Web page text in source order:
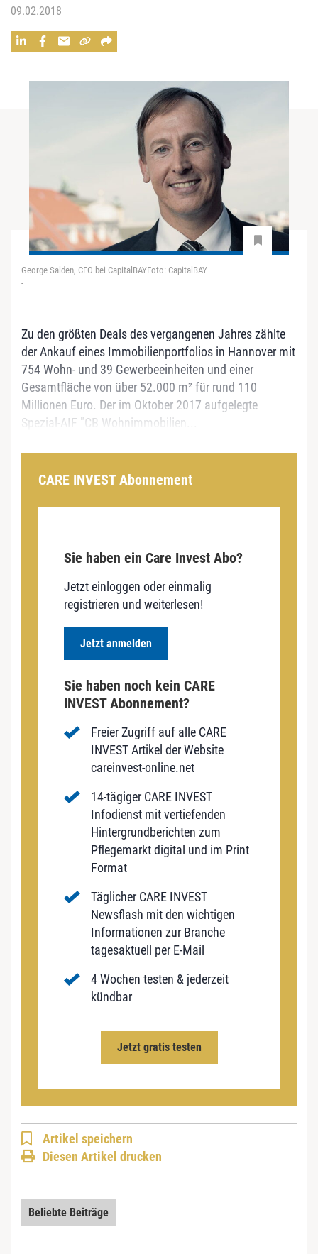
09.02.2018
George Salden, CEO bei CapitalBAYFoto: CapitalBAY
-
Zu den größten Deals des vergangenen Jahres zählte
der Ankauf eines Immobilienportfolios in Hannover mit
754 Wohn- und 39 Gewerbeeinheiten und einer
Gesamtfläche von über 52.000 m² für rund 110
Millionen Euro. Der im Oktober 2017 aufgelegte
Spezial-AIF "CB Wohnimmobilien...
CARE INVEST Abonnement
Sie haben ein Care Invest Abo?
Jetzt einloggen oder einmalig
registrieren und weiterlesen!
Jetzt anmelden
Sie haben noch kein CARE
INVEST Abonnement?
Freier Zugriff auf alle CARE
INVEST Artikel der Website
careinvest-online.net
14-tägiger CARE INVEST
Infodienst mit vertiefenden
Hintergrundberichten zum
Pflegemarkt digital und im Print
Format
Täglicher CARE INVEST
Newsflash mit den wichtigen
Informationen zur Branche
tagesaktuell per E-Mail
4 Wochen testen & jederzeit
kündbar
Jetzt gratis testen
Artikel speichern
Diesen Artikel drucken
Beliebte Beiträge